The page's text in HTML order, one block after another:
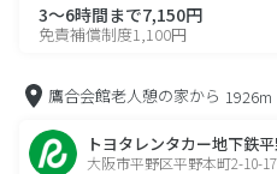
3～6時間まで7,150円
免責補償制度1,100円
鷹合会館老人憩の家から 1926m
トヨタレンタカー地下鉄
大阪市平野区平野本町2-10-17